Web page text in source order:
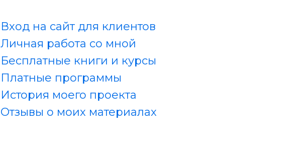
Вход на сайт для клиентов
Личная работа со мной
Бесплатные книги и курсы
Платные программы
История моего проекта
Отзывы о моих материалах